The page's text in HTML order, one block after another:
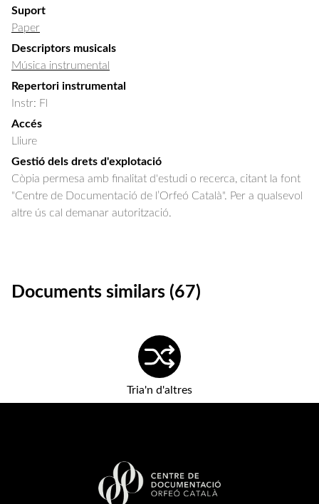
Suport
Paper
Descriptors musicals
Música instrumental
Repertori instrumental
Instr: Fl
Accés
Lliure
Gestió dels drets d'explotació
Còpia permesa amb finalitat d'estudi o recerca, citant la font
"Centre de Documentació de l’Orfeó Català". Per a qualsevol
altre ús cal demanar autorització.
Documents similars (67)
Tria'n d'altres